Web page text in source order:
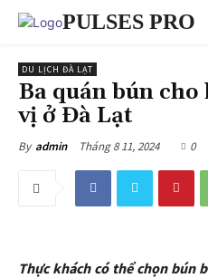
PULSES PRO
DU LỊCH ĐÀ LẠT
Ba quán bún
vị ở Đà Lạt
By admin Tháng 8 11, 2024 0
Thực khách có thể chọn bún